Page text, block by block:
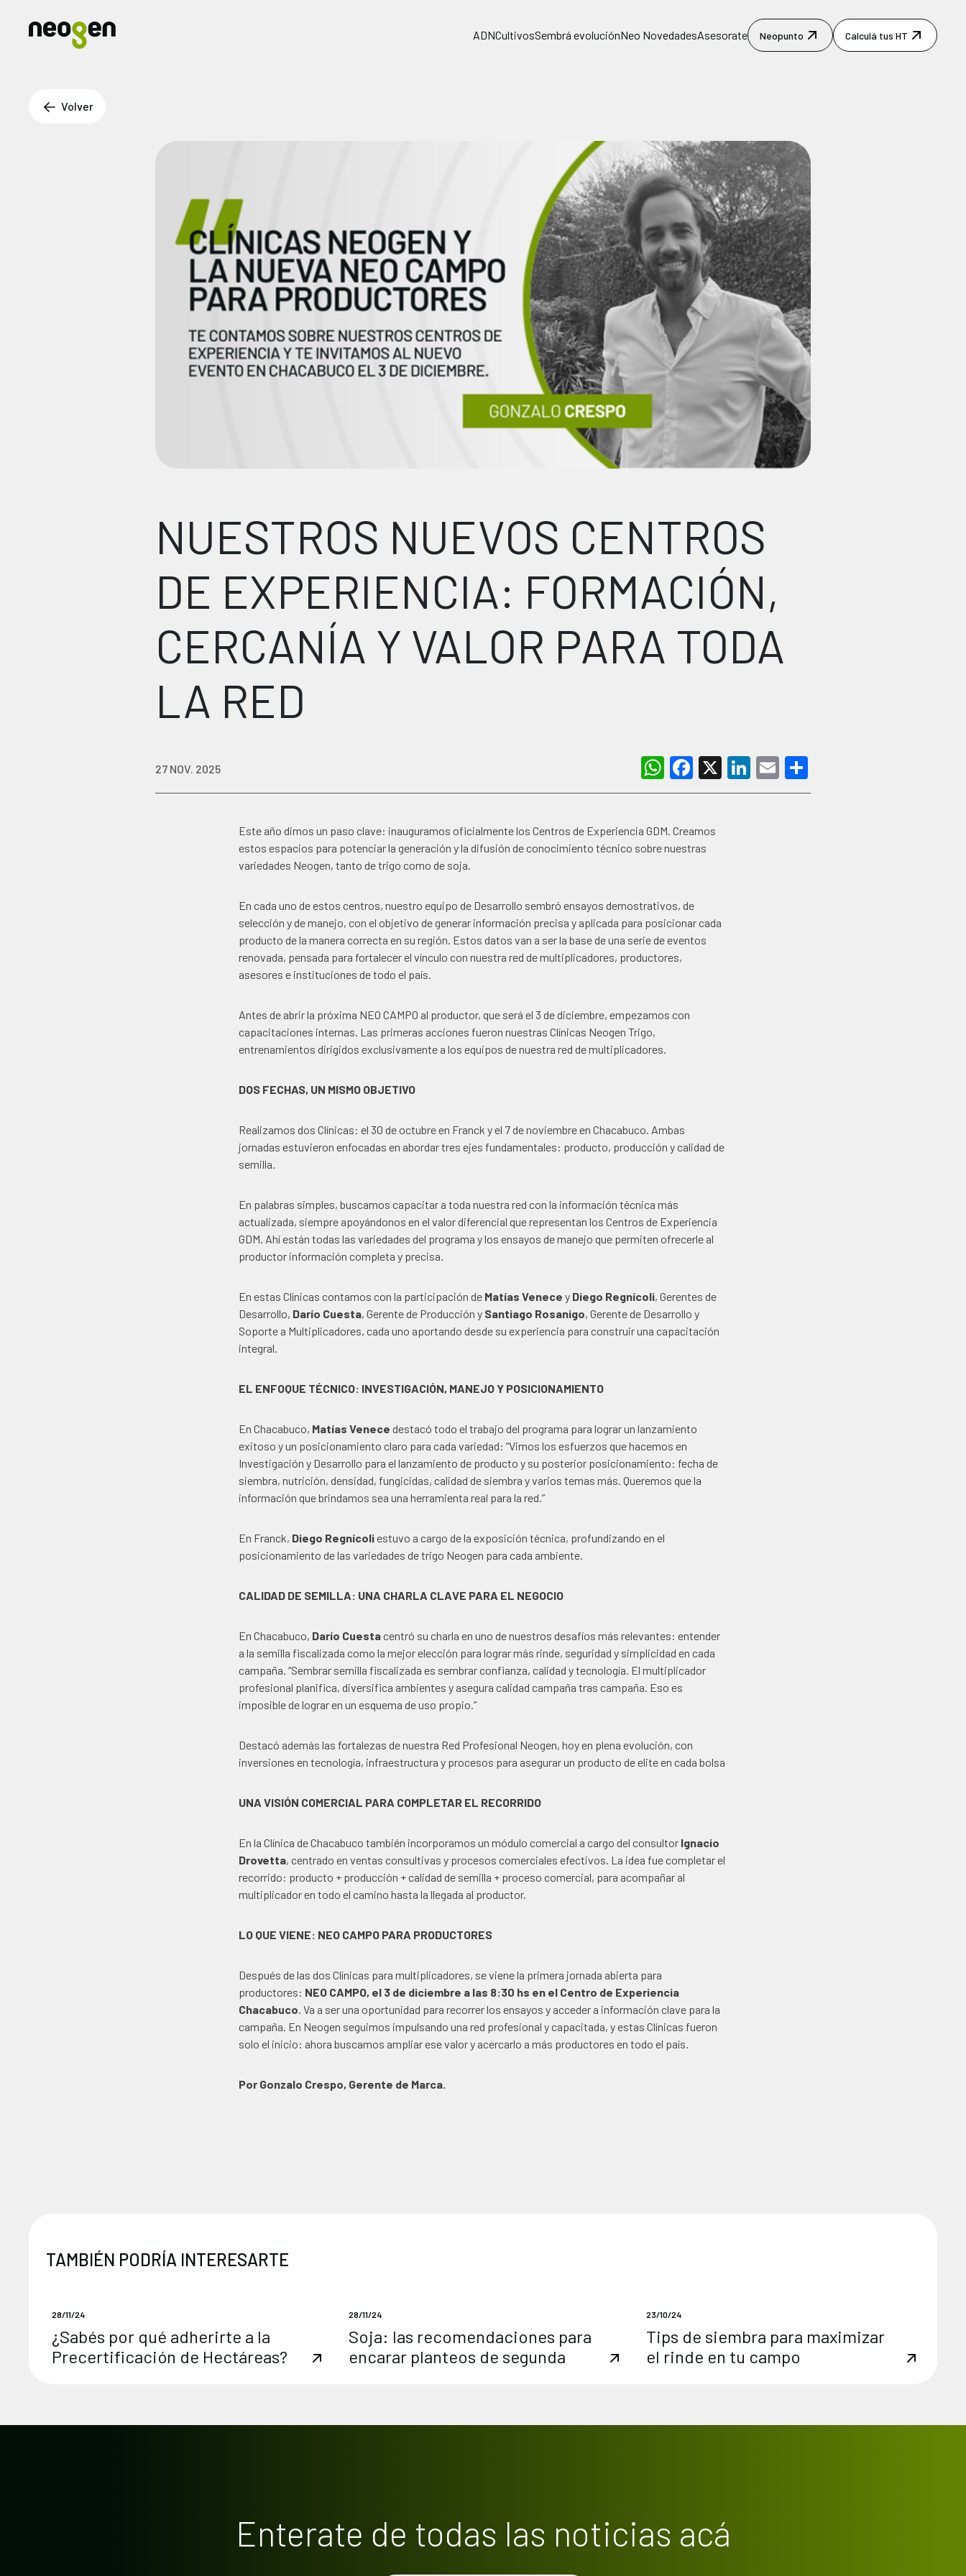
ADNCultivosSembrá evoluciónNeo NovedadesAsesorate Neopunto Calculá tus HT
Volver
NUESTROS NUEVOS CENTROS
DE EXPERIENCIA: FORMACIÓN,
CERCANÍA Y VALOR PARA TODA
LA RED
27 NOV. 2025 WhatsApp
Facebook
X LinkedIn
Email
Este año dimos un paso clave: inauguramos oficialmente los Centros de Experiencia GDM. Creamos
estos espacios para potenciar la generación y la difusión de conocimiento técnico sobre nuestras
variedades Neogen, tanto de trigo como de soja.
En cada uno de estos centros, nuestro equipo de Desarrollo sembró ensayos demostrativos, de
selección y de manejo, con el objetivo de generar información precisa y aplicada para posicionar cada
producto de la manera correcta en su región. Estos datos van a ser la base de una serie de eventos
renovada, pensada para fortalecer el vínculo con nuestra red de multiplicadores, productores,
asesores e instituciones de todo el país.
Antes de abrir la próxima NEO CAMPO al productor, que será el 3 de diciembre, empezamos con
capacitaciones internas. L as primeras acciones fueron nuestras Clínicas Neogen Trigo,
entrenamientos dirigidos exclusivamente a los equipos de nuestra red de multiplicadores.
DOS FECHAS, UN MISMO OBJETIVO
Realizamos dos Clínicas: el 30 de octubre en Franck y el 7 de noviembre en Chacabuco. Ambas
jornadas estuvieron enfocadas en abordar tres ejes fundamentales: producto, producción y calidad de
semilla.
En palabras simples, buscamos capacitar a toda nuestra red con la información técnica más
actualizada, siempre apoyándonos en el valor diferencial que representan los Centros de Experiencia
GDM. Ahí están todas las variedades del programa y los ensayos de manejo que permiten ofrecerle al
productor información completa y precisa.
En estas Clínicas contamos con la participación de Matías Venece y Diego Regnícoli, Gerentes de
Desarrollo, Darío Cuesta, Gerente de Producción y Santiago Rosanigo, Gerente de Desarrollo y
Soporte a Multiplicadores, cada uno aportando desde su experiencia para construir una capacitación
integral.
EL ENFOQUE TÉCNICO: INVESTIGACIÓN, MANEJO Y POSICIONAMIENTO
En Chacabuco, Matías Venece destacó todo el trabajo del programa para lograr un lanzamiento
exitoso y un posicionamiento claro para cada variedad: “Vimos los esfuerzos que hacemos en
Investigación y Desarrollo para el lanzamiento de producto y su posterior posicionamiento: fecha de
siembra, nutrición, densidad, fungicidas, calidad de siembra y varios temas más. Queremos que la
información que brindamos sea una herramienta real para la red.”
En Franck, Diego Regnícoliestuvo a cargo de la exposición técnica, profundizando en el
posicionamiento de las variedades de trigo Neogen para cada ambiente.
CALIDAD DE SEMILLA: UNA CHARLA CLAVE PARA EL NEGOCIO
En Chacabuco, Darío Cuestacentró su charla en uno de nuestros desafíos más relevantes: entender
a la semilla fiscalizada como la mejor elección para lograr más rinde, seguridad y simplicidad en cada
campaña. “Sembrar semilla fiscalizada es sembrar confianza, calidad y tecnología. El multiplicador
profesional planifica, diversifica ambientes y asegura calidad campaña tras campaña. Eso es
imposible de lograr en un esquema de uso propio.”
Destacó además las fortalezas de nuestra Red Profesional Neogen, hoy en plena evolución, con
inversiones en tecnología, infraestructura y procesos para asegurar un producto de elite en cada bolsa
UNA VISIÓN COMERCIAL PARA COMPLETAR EL RECORRIDO
En la Clínica de Chacabuco también incorporamos un módulo comercial a cargo del consultor Ignacio
Drovetta, centrado en ventas consultivas y procesos comerciales efectivos. La idea fue completar el
recorrido: producto + producción + calidad de semilla + proceso comercial, para acompañar al
multiplicador en todo el camino hasta la llegada al productor.
LO QUE VIENE: NEO CAMPO PARA PRODUCTORES
Después de las dos Clínicas para multiplicadores, se viene la primera jornada abierta para
productores: NEO CAMPO, el 3 de diciembre a las 8:30 hs en el Centro de Experiencia
Chacabuco. Va a ser una oportunidad para recorrer los ensayos y acceder a información clave para la
campaña. En Neogen seguimos impulsando una red profesional y capacitada, y estas Clínicas fueron
solo el inicio: ahora buscamos ampliar ese valor y acercarlo a más productores en todo el país.
Por Gonzalo Crespo, Gerente de Marca.
TAMBIÉN PODRÍA INTERESARTE
28/11/24
¿Sabés por qué adherirte a la
Precertificación de Hectáreas?
28/11/24
Soja: las recomendaciones para
encarar planteos de segunda
23/10/24
Tips de siembra para maximizar
el rinde en tu campo
Enterate de todas las noticias acá